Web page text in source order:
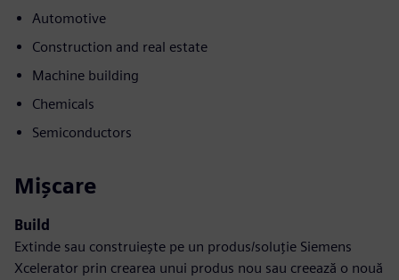
Automotive
Construction and real estate
Machine building
Chemicals
Semiconductors
Mișcare
Build
Extinde sau construiește pe un produs/soluție Siemens
Xcelerator prin crearea unui produs nou sau creează o nouă